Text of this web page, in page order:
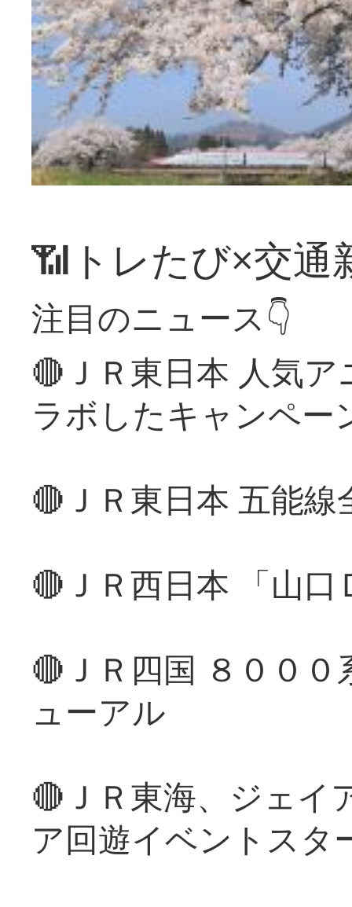
📶トレたび×交通
注目のニュース👇
🔴ＪＲ東日本 人気
ラボしたキャンペー
🔴ＪＲ東日本 五能
🔴ＪＲ西日本 「山
🔴ＪＲ四国 ８００
ューアル
🔴ＪＲ東海、ジェイ
ア回遊イベントスタ